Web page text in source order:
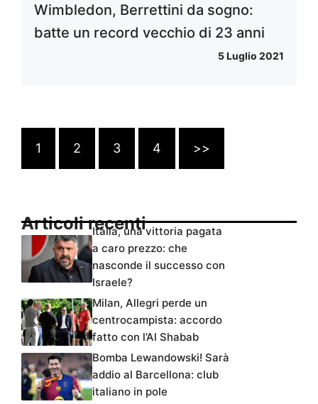
Wimbledon, Berrettini da sogno:
batte un record vecchio di 23 anni
5 Luglio 2021
1 2 3 4 >>
Articoli recentiItalia, una vittoria pagata
a caro prezzo: che
nasconde il successo con
Israele?
Milan, Allegri perde un
centrocampista: accordo
fatto con l’Al Shabab
Bomba Lewandowski! Sarà
addio al Barcellona: club
italiano in pole